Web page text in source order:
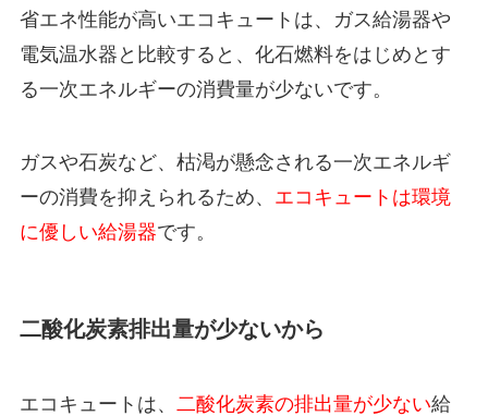
省エネ性能が高いエコキュートは、ガス給湯器や
電気温水器と比較すると、化石燃料をはじめとす
る一次エネルギーの消費量が少ないです。
ガスや石炭など、枯渇が懸念される一次エネルギ
ーの消費を抑えられるため、 エコキュートは環境
に優しい給湯器です。
二酸化炭素排出量が少ないから
エコキュートは、 二酸化炭素の排出量が少ない給